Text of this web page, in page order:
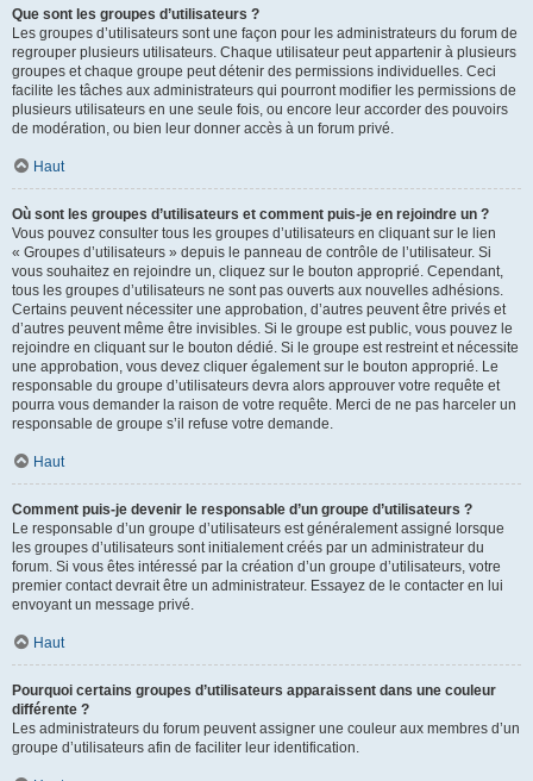
Que sont les groupes d’utilisateurs ?
Les groupes d’utilisateurs sont une façon pour les administrateurs du forum de
regrouper plusieurs utilisateurs. Chaque utilisateur peut appartenir à plusieurs
groupes et chaque groupe peut détenir des permissions individuelles. Ceci
facilite les tâches aux administrateurs qui pourront modifier les permissions de
plusieurs utilisateurs en une seule fois, ou encore leur accorder des pouvoirs
de modération, ou bien leur donner accès à un forum privé.
Haut
Où sont les groupes d’utilisateurs et comment puis-je en rejoindre un ?
Vous pouvez consulter tous les groupes d’utilisateurs en cliquant sur le lien
« Groupes d’utilisateurs » depuis le panneau de contrôle de l’utilisateur. Si
vous souhaitez en rejoindre un, cliquez sur le bouton approprié. Cependant,
tous les groupes d’utilisateurs ne sont pas ouverts aux nouvelles adhésions.
Certains peuvent nécessiter une approbation, d’autres peuvent être privés et
d’autres peuvent même être invisibles. Si le groupe est public, vous pouvez le
rejoindre en cliquant sur le bouton dédié. Si le groupe est restreint et nécessite
une approbation, vous devez cliquer également sur le bouton approprié. Le
responsable du groupe d’utilisateurs devra alors approuver votre requête et
pourra vous demander la raison de votre requête. Merci de ne pas harceler un
responsable de groupe s’il refuse votre demande.
Haut
Comment puis-je devenir le responsable d’un groupe d’utilisateurs ?
Le responsable d’un groupe d’utilisateurs est généralement assigné lorsque
les groupes d’utilisateurs sont initialement créés par un administrateur du
forum. Si vous êtes intéressé par la création d’un groupe d’utilisateurs, votre
premier contact devrait être un administrateur. Essayez de le contacter en lui
envoyant un message privé.
Haut
Pourquoi certains groupes d’utilisateurs apparaissent dans une couleur
différente ?
Les administrateurs du forum peuvent assigner une couleur aux membres d’un
groupe d’utilisateurs afin de faciliter leur identification.